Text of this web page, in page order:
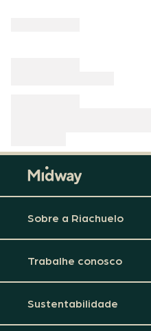
Sobre a Riachuelo
Trabalhe conosco
Sustentabilidade